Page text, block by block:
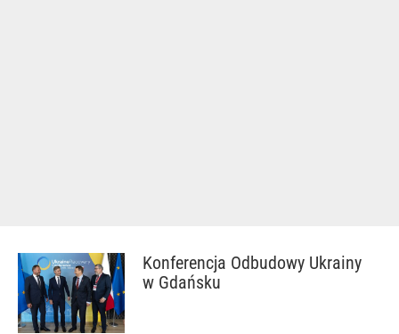
Konferencja Odbudowy Ukrainy
w Gdańsku